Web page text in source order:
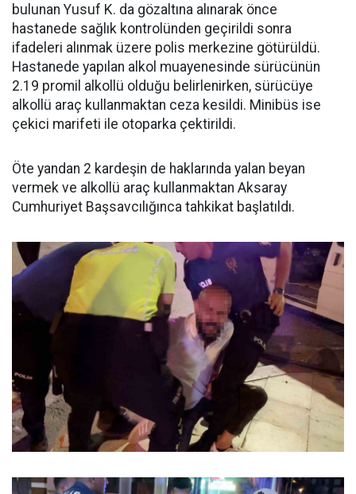
bulunan Yusuf K. da gözaltına alınarak önce
hastanede sağlık kontrolünden geçirildi sonra
ifadeleri alınmak üzere polis merkezine götürüldü.
Hastanede yapılan alkol muayenesinde sürücünün
2.19 promil alkollü olduğu belirlenirken, sürücüye
alkollü araç kullanmaktan ceza kesildi. Minibüs ise
çekici marifeti ile otoparka çektirildi.
Öte yandan 2 kardeşin de haklarında yalan beyan
vermek ve alkollü araç kullanmaktan Aksaray
Cumhuriyet Başsavcılığınca tahkikat başlatıldı.